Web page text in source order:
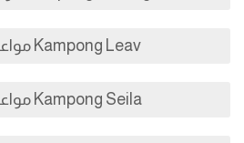
Kampong Leav مواعيد الصلاة
Kampong Seila مواعيد الصلاة